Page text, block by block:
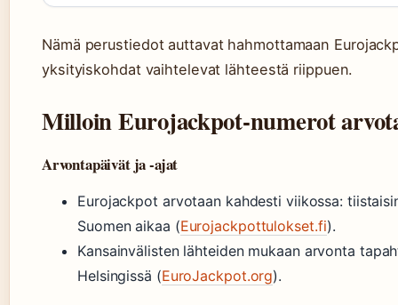
Nämä perustiedot auttavat hahmottamaan
yksityiskohdat vaihtelevat lähteestä riippuen.
Milloin Eurojackpot-numerot
Arvontapäivät ja -ajat
Eurojackpot arvotaan kahdesti viikossa:
Suomen aikaa (Eurojackpottulokset.fi).
Kansainvälisten lähteiden mukaan arvonta
Helsingissä (EuroJackpot.org).